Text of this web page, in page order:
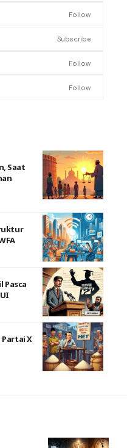
Follow
Subscribe
Follow
Follow
Saat
Pasca
Partai X